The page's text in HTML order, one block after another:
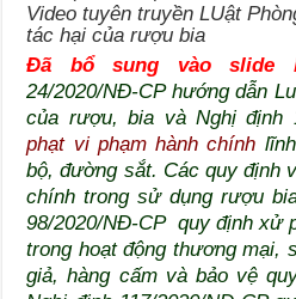
Video tuyên truyền LUật
tác hại của rượu bia
Đã bổ sung vào slide
24/2020/NĐ-CP hướng dẫn
của rượu, bia và Nghị định
phạt vi phạm hành chính
bộ, đường sắt. Các quy định
chính trong sử dụng rượu
98/2020/NĐ-CP quy định xử
trong hoạt động thương mại,
giả, hàng cấm và bảo vệ